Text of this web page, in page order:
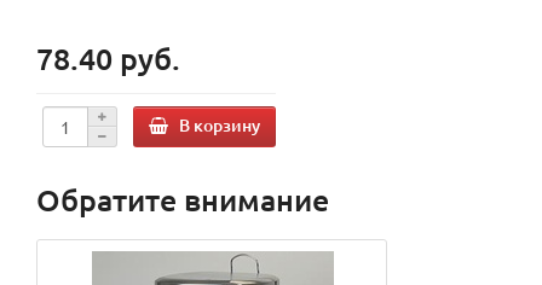
78.40 руб.
В корзину
Обратите внимание